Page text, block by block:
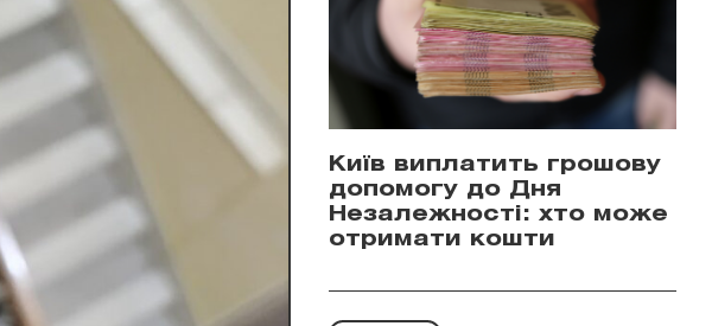
Київ виплатить грошову
допомогу до Дня
Незалежності: хто може
отримати кошти